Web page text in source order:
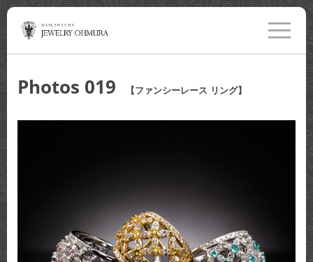
toggle
Photos 019 【ファンシーレース リング】